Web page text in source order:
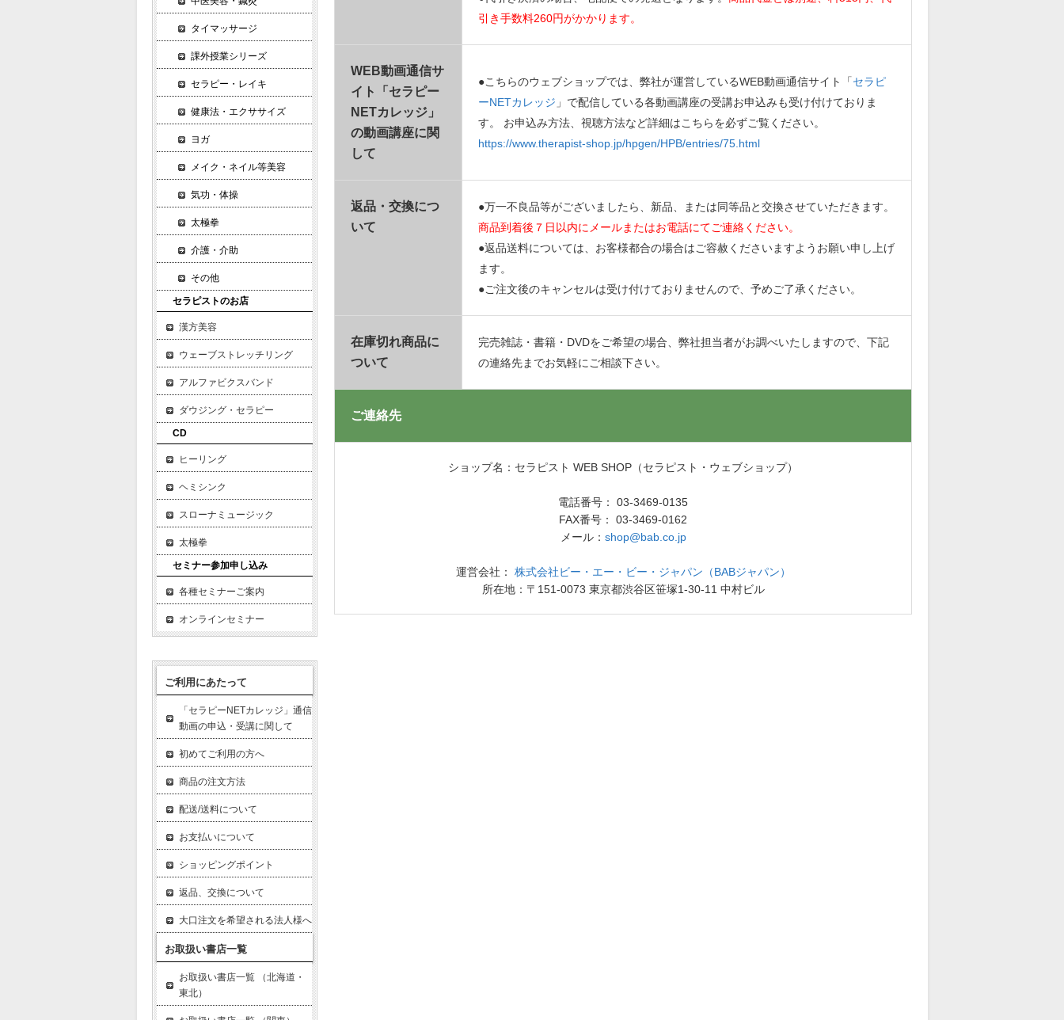
引き手数料260円がかかります。
WEB動画通信サ
イト「セラピー
NETカレッジ」
の動画講座に関
して
●こちらのウェブショップでは、弊社が運営しているWEB動画通信サイト「セラピ
ーNETカレッジ 」で配信している各動画講座の受講お申込みも受け付けておりま
す。 お申込み方法、視聴方法など詳細はこちらを必ずご覧ください。
https://www.therapist-shop.jp/hpgen/HPB/entries/75.html
返品・交換につ
いて
●万一不良品等がございましたら、新品、または同等品と交換させていただきます。
商品到着後７日以内にメールまたはお電話にてご連絡ください。
●返品送料については、お客様都合の場合はご容赦くださいますようお願い申し上げ
ます。
●ご注文後のキャンセルは受け付けておりませんので、予めご了承ください。
在庫切れ商品に
ついて
完売雑誌・書籍・DVDをご希望の場合、弊社担当者がお調べいたしますので、下記
の連絡先までお気軽にご相談下さい。
ご連絡先
ショップ名：セラピスト WEB SHOP（セラピスト・ウェブショップ）
電話番号： 03-3469-0135
FAX番号： 03-3469-0162
メール： shop@bab.co.jp
運営会社： 株式会社ビー・エー・ビー・ジャパン（BABジャパン）
所在地：〒151-0073 東京都渋谷区笹塚1-30-11 中村ビル
タイマッサージ
課外授業シリーズ
セラピー・レイキ
健康法・エクササイズ
ヨガ
メイク・ネイル等美容
気功・体操
太極拳
介護・介助
その他
セラピストのお店
漢方美容
ウェーブストレッチリング
アルファビクスバンド
ダウジング・セラピー
CD
ヒーリング
ヘミシンク
スローナミュージック
太極拳
セミナー参加申し込み
各種セミナーご案内
オンラインセミナー
ご利用にあたって
「セラピーNETカレッジ」通信
動画の申込・受講に関して
初めてご利用の方へ
商品の注文方法
配送/送料について
お支払いについて
ショッピングポイント
返品、交換について
大口注文を希望される法人様へ
お取扱い書店一覧
お取扱い書店一覧 （北海道・
東北）